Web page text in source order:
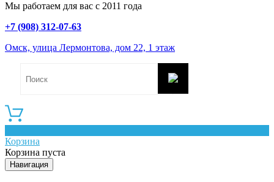
Мы работаем для вас с 2011 года
+7 (908) 312-07-63
Омск, улица Лермонтова, дом 22, 1 этаж
Корзина
Корзина пуста
Навигация